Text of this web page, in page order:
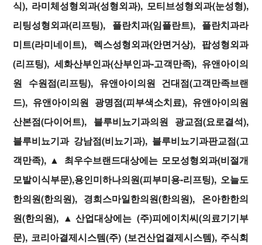
식), 라미체성형외과(성형외과), 모티브성형외과(눈성형),
리팅성형외과(리프팅), 플란치과(임플란트), 플란치과라
미트(라미네이트), 렉스성형외과(안면거상), 팝성형외과
(리프팅), 세화산부인과(산부인과-고객만족), 유앤아이의
원 수원점(리프팅), 유앤아이의원 건대점(고객만족브랜
드), 유앤아이의원 광명점(피부색소치료), 유앤아이의원
산본점(다이어트), 블루비뇨기과의원 광교점(요로결석),
블루비뇨기과 강남점(비뇨기과), 블루비뇨기과판교점(고
객만족), ▲ 최우수브랜드대상에는 모모성형외과(비절개
모발이식부문),용인미하나의원(피부미용-리프팅), 오늘도
한의원(한의원), 경희스마일한의원(한의원), 온아한한의
원(한의원), ▲산업대상에는 (주)피에이치씨(의료기기부
문), 코리아결제시스템(주) (보건산업결제시스템), 주식회